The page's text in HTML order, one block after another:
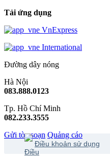
Tải ứng dụng
VnExpress
International
Đường dây nóng
Hà Nội
083.888.0123
Tp. Hồ Chí Minh
082.233.3555
Gửi tòa soạn Quảng cáo
Điều khoản sử dụng